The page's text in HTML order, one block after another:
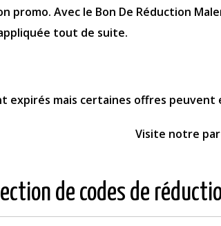
promo. Avec le Bon De Réduction
tout de suite.
expirés mais certaines offres peuvent
Visite notre
de codes de